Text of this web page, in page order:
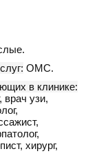
ОМС.
в клинике:
врач узи,
хирург,